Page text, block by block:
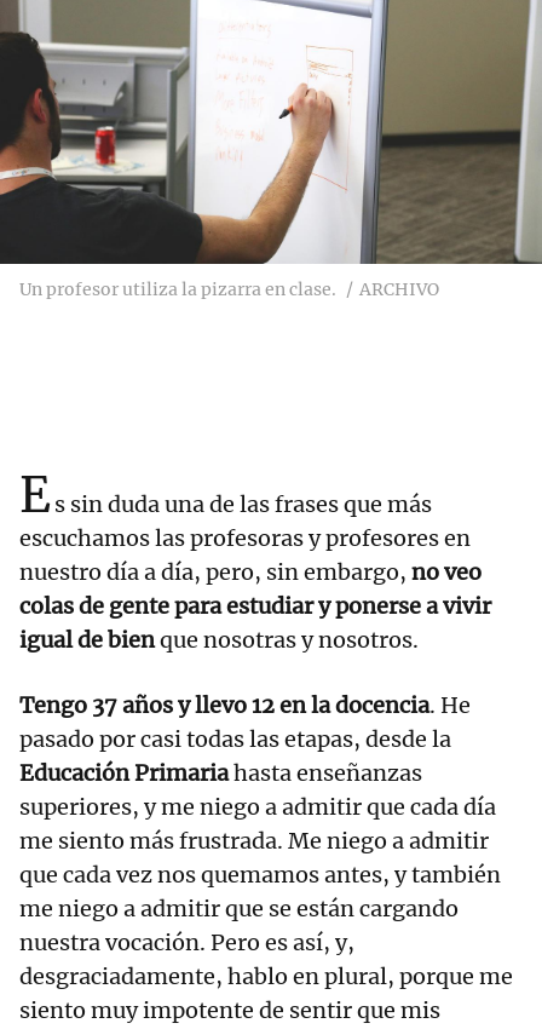
Un profesor utiliza la pizarra en clase. ARCHIVO
Es sin duda una de las frases que más
escuchamos las profesoras y profesores en
nuestro día a día, pero, sin embargo, no veo
colas de gente para estudiar y ponerse a vivir
igual de bienque nosotras y nosotros.
Tengo 37 años y llevo 12 en la docencia. He
pasado por casi todas las etapas, desde la
Educación Primariahasta enseñanzas
superiores, y me niego a admitir que cada día
me siento más frustrada. Me niego a admitir
que cada vez nos quemamos antes, y también
me niego a admitir que se están cargando
nuestra vocación. Pero es así, y,
desgraciadamente, hablo en plural, porque me
siento muy impotente de sentir que mis